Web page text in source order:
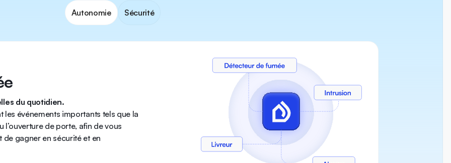
Autonomie Sécurité
du quotidien.
les événements importants tels que la
l’ouverture de porte, afin de vous
gagner en sécurité et en